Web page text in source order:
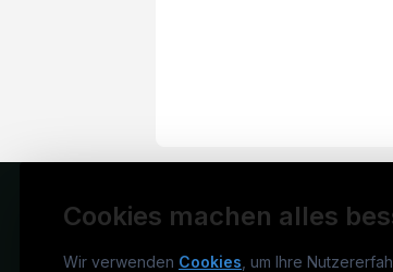
Cookies machen alles
Wir verwenden Cookies , um Ihre